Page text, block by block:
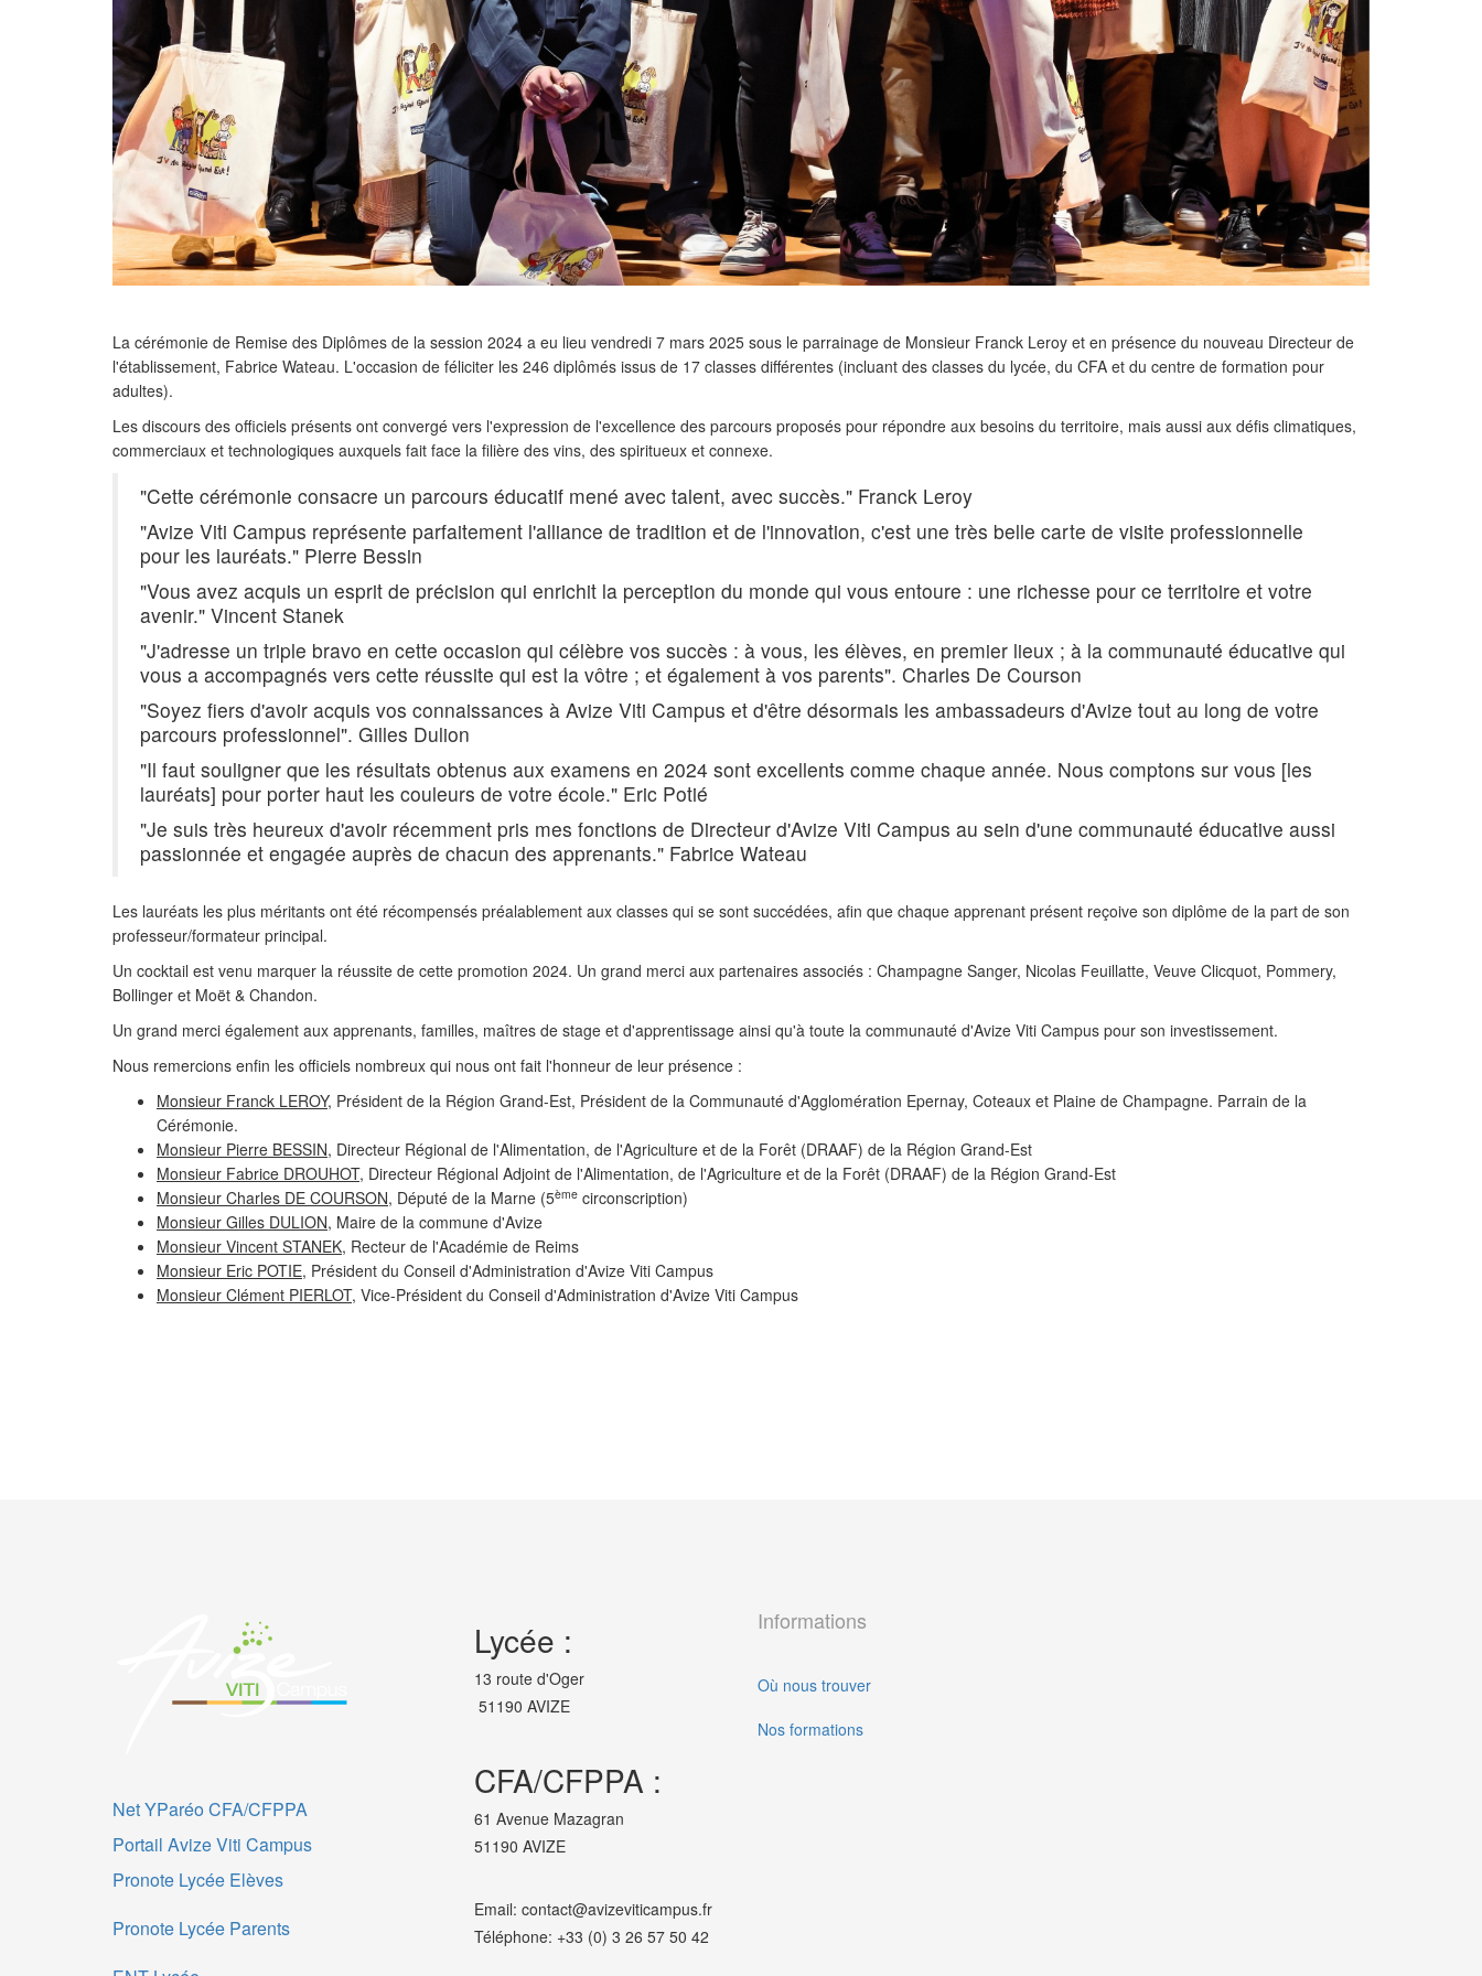
La cérémonie de Remise des Diplômes de la session 2024 a eu lieu vendredi 7 mars 2025 sous le parrainage de Monsieur Franck Leroy et en présence du nouveau Directeur de
l'établissement, Fabrice Wateau. L'occasion de féliciter les 246 diplômés issus de 17 classes différentes (incluant des classes du lycée, du CFA et du centre de formation pour
adultes).
Les discours des officiels présents ont convergé vers l'expression de l'excellence des parcours proposés pour répondre aux besoins du territoire, mais aussi aux défis climatiques,
commerciaux et technologiques auxquels fait face la filière des vins, des spiritueux et connexe.
"Cette cérémonie consacre un parcours éducatif mené avec talent, avec succès." Franck Leroy
"Avize Viti Campus représente parfaitement l'alliance de tradition et de l'innovation, c'est une très belle carte de visite professionnelle
pour les lauréats." Pierre Bessin
"Vous avez acquis un esprit de précision qui enrichit la perception du monde qui vous entoure : une richesse pour ce territoire et votre
avenir." Vincent Stanek
"J'adresse un triple bravo en cette occasion qui célèbre vos succès : à vous, les élèves, en premier lieux ; à la communauté éducative qui
vous a accompagnés vers cette réussite qui est la vôtre ; et également à vos parents". Charles De Courson
"Soyez fiers d'avoir acquis vos connaissances à Avize Viti Campus et d'être désormais les ambassadeurs d'Avize tout au long de votre
parcours professionnel". Gilles Dulion
"Il faut souligner que les résultats obtenus aux examens en 2024 sont excellents comme chaque année. Nous comptons sur vous [les
lauréats] pour porter haut les couleurs de votre école." Eric Potié
"Je suis très heureux d'avoir récemment pris mes fonctions de Directeur d'Avize Viti Campus au sein d'une communauté éducative aussi
passionnée et engagée auprès de chacun des apprenants." Fabrice Wateau
Les lauréats les plus méritants ont été récompensés préalablement aux classes qui se sont succédées, afin que chaque apprenant présent reçoive son diplôme de la part de son
professeur/formateur principal.
Un cocktail est venu marquer la réussite de cette promotion 2024. Un grand merci aux partenaires associés : Champagne Sanger, Nicolas Feuillatte, Veuve Clicquot, Pommery,
Bollinger et Moët & Chandon.
Un grand merci également aux apprenants, familles, maîtres de stage et d'apprentissage ainsi qu'à toute la communauté d'Avize Viti Campus pour son investissement.
Nous remercions enfin les officiels nombreux qui nous ont fait l'honneur de leur présence :
Monsieur Franck LEROY, Président de la Région Grand-Est, Président de la Communauté d'Agglomération Epernay, Coteaux et Plaine de Champagne. Parrain de la
Cérémonie.
Monsieur Pierre BESSIN, Directeur Régional de l'Alimentation, de l'Agriculture et de la Forêt (DRAAF) de la Région Grand-Est
Monsieur Fabrice DROUHOT, Directeur Régional Adjoint de l'Alimentation, de l'Agriculture et de la Forêt (DRAAF) de la Région Grand-Est
Monsieur Charles DE COURSON, Député de la Marne (5ème circonscription)
Monsieur Gilles DULION, Maire de la commune d'Avize
Monsieur Vincent STANEK, Recteur de l'Académie de Reims
Monsieur Eric POTIE, Président du Conseil d'Administration d'Avize Viti Campus
Monsieur Clément PIERLOT, Vice-Président du Conseil d'Administration d'Avize Viti Campus
Net YParéo CFA/CFPPA
Portail Avize Viti Campus
Pronote Lycée Elèves
Pronote Lycée Parents
Lycée :
13 route d'Oger
51190 AVIZE
CFA/CFPPA :
61 Avenue Mazagran
51190 AVIZE
Email: contact@avizeviticampus.fr
Téléphone: +33 (0) 3 26 57 50 42
Informations
Où nous trouver
Nos formations